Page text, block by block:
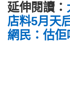
延伸閱讀：
店料5月天
網民：估佢